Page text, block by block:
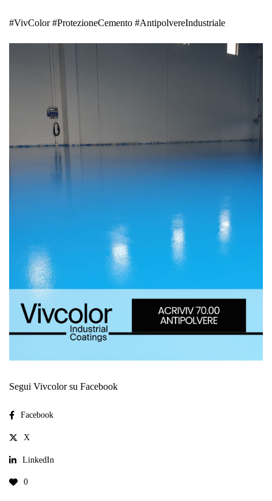
#VivColor #ProtezioneCemento #AntipolvereIndustriale
Segui Vivcolor su Facebook
Facebook
X
LinkedIn
0